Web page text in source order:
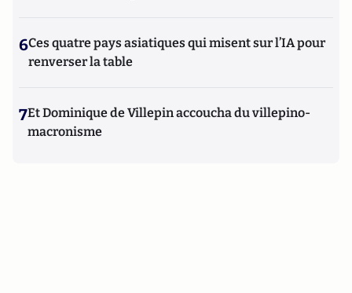
6Ces quatre pays asiatiques qui misent sur l’IA pour
renverser la table
7Et Dominique de Villepin accoucha du villepino-
macronisme